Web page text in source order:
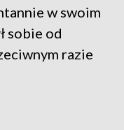
w swoim
sobie od
razie